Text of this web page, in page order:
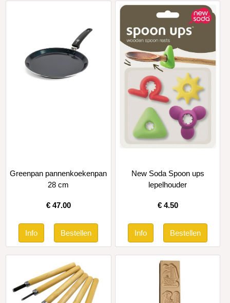
Greenpan pannenkoekenpan
28 cm
€ 47.00
New Soda Spoon ups
lepelhouder
€ 4.50